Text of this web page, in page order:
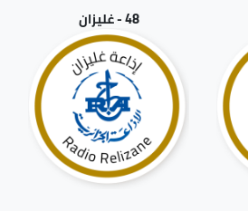
48 - غليزان